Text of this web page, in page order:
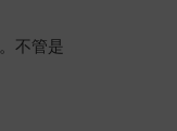
不管是